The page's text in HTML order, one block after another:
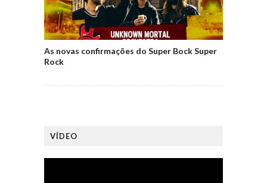
As novas confirmações do Super Bock Super
Rock
VÍDEO